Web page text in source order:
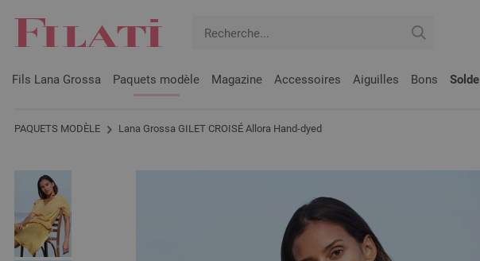
Fils Lana Grossa Paquets modèle Magazine Accessoires Aiguilles Bons Solde
PAQUETS MODÈLE Lana Grossa GILET CROISÉ Allora Hand-dyed